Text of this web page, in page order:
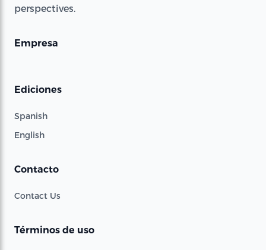
perspectives.
Empresa
Ediciones
Spanish
English
Contacto
Contact Us
Términos de uso